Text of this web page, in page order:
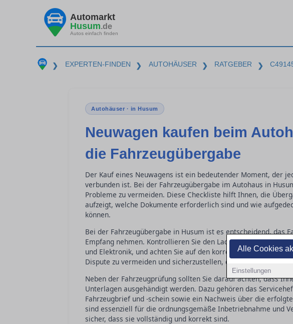
Alle Cookies
Einstellungen
Automarkt
Husum.de
Autos einfach finden
❯ EXPERTEN-FINDEN ❯ AUTOHÄUSER ❯ RATGEBER ❯
Autohäuser · in Husum
Neuwagen kaufen beim
die Fahrzeugübergabe
Der Kauf eines Neuwagens ist ein bedeutender Moment, der
verbunden ist. Bei der Fahrzeugübergabe im Autohaus in
Probleme zu vermeiden. Diese Checkliste hilft Ihnen, die
aufzeigt, welche Dokumente erforderlich sind und wie
können.
Bei der Fahrzeugübergabe in Husum ist es entscheidend, das
Empfang nehmen. Kontrollieren Sie den Lack auf Kratzer,
und Elektronik, und achten Sie auf den korrekten
Dispute zu vermeiden und sicherzustellen, dass das Auto in
Neben der Fahrzeugprüfung sollten Sie darauf achten, dass
Unterlagen ausgehändigt werden. Dazu gehören das
Fahrzeugbrief und -schein sowie ein Nachweis über die
sind essenziell für die ordnungsgemäße Inbetriebnahme und
sicher, dass sie vollständig und korrekt sind.